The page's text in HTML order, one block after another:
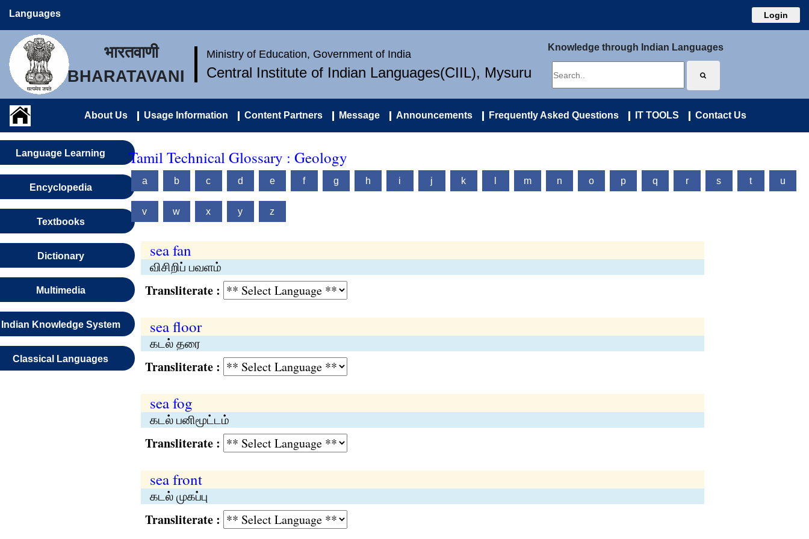
Languages Login
भारतवाणी
BHARATAVANI
Ministry of Education, Government of India
Central Institute of Indian Languages(CIIL), Mysuru
Knowledge through Indian Languages
About Us Usage Information Content Partners Message Announcements Frequently Asked Questions IT TOOLS Contact Us
Language Learning
Encyclopedia
Textbooks
Dictionary
Multimedia
Indian Knowledge System
Classical Languages
Tamil Technical Glossary : Geology
a b c d e f g h i j k m n o p q r s t u
v w x y z
sea fan
விசிறிப் பவளம்
Transliterate :
sea floor
கடல் தரை
Transliterate :
sea fog
கடல் பனிமூட்டம்
Transliterate :
sea front
கடல் முகப்பு
Transliterate :